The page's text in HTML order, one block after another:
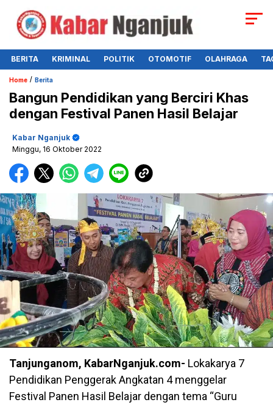
BERITA KRIMINAL POLITIK OTOMOTIF OLAHRAGA
Home / Berita
Bangun Pendidikan yang Berciri Khas
dengan Festival Panen Hasil Belajar
Kabar Nganjuk
Minggu, 16 Oktober 2022
Tanjunganom, KabarNganjuk.com- Lokakarya 7
Pendidikan Penggerak Angkatan 4 menggelar
Festival Panen Hasil Belajar dengan tema “Guru